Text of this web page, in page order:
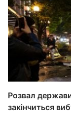
Розвал
закінчиться